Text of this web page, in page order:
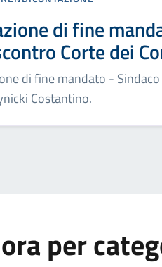
di fine
Corte dei
di fine mandato -
Costantino.
per